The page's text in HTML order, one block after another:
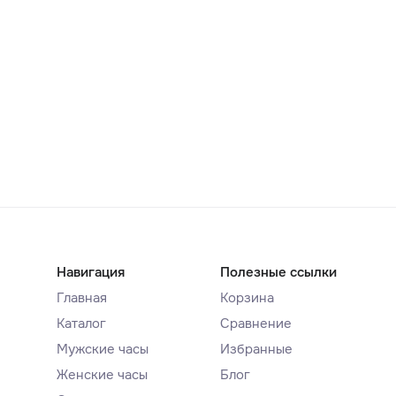
Навигация
Главная
Каталог
Мужские часы
Женские часы
Полезные ссылки
Корзина
Сравнение
Избранные
Блог